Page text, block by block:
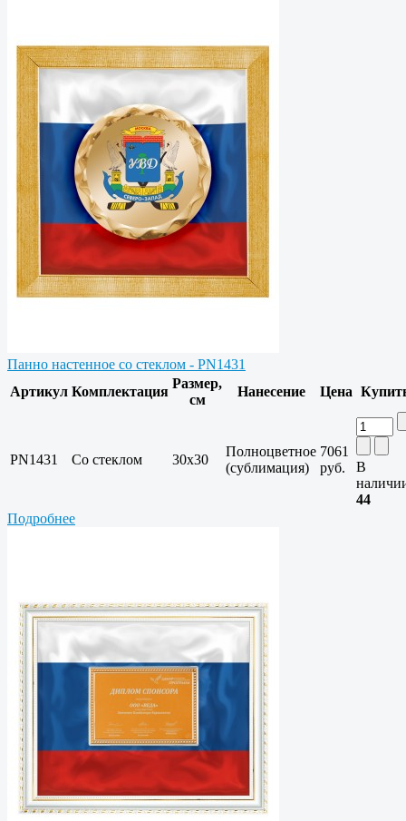
Панно настенное со стеклом - PN1431
Артикул Комплектация
Размер,
см
Нанесение Цена
PN1431 Со стеклом 30х30
Полноцветное
(сублимация)
7061
руб.
В
44
Подробнее